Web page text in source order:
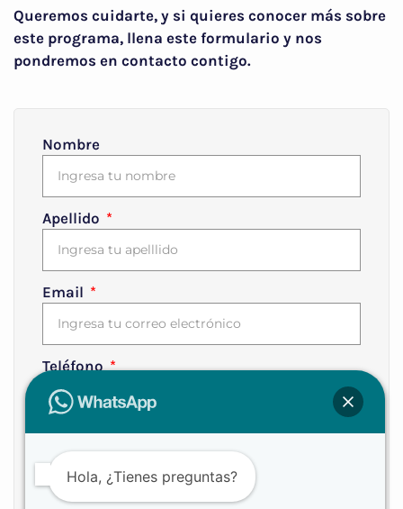
Queremos cuidarte, y si quieres conocer más sobre
este programa, llena este formulario y nos
pondremos en contacto contigo.
Nombre
Apellido
Email
Teléfono
ENVIAR
Hola, ¿Tienes preguntas?